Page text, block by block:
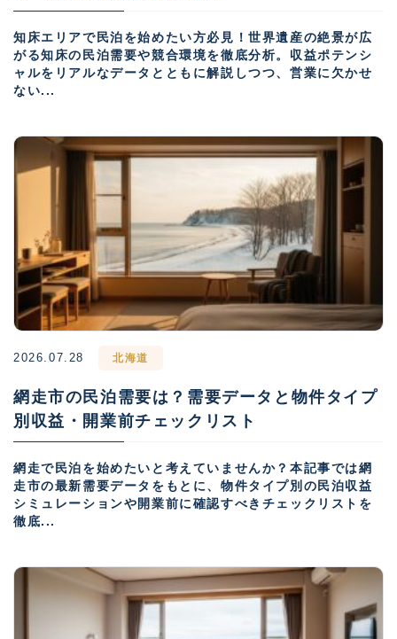
知床エリアで民泊を始めたい方必見！世界遺産の絶景が広
がる知床の民泊需要や競合環境を徹底分析。収益ポテンシ
ャルをリアルなデータとともに解説しつつ、営業に欠かせ
ない...
2026.07.28 北海道
網走市の民泊需要は？需要データと物件タイプ
別収益・開業前チェックリスト
網走で民泊を始めたいと考えていませんか？本記事では網
走市の最新需要データをもとに、物件タイプ別の民泊収益
シミュレーションや開業前に確認すべきチェックリストを
徹底...